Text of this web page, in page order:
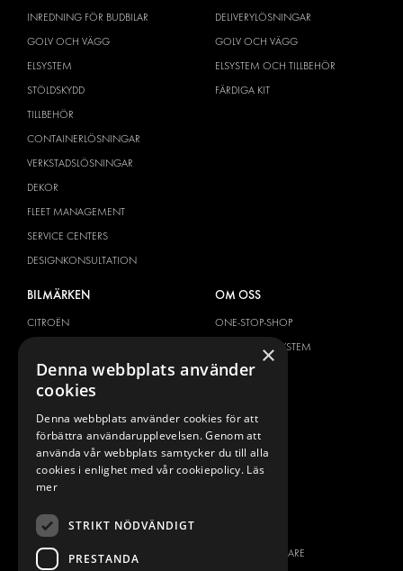
INREDNING FÖR BUDBILAR
GOLV OCH VÄGG
ELSYSTEM
STÖLDSKYDD
TILLBEHÖR
CONTAINERLÖSNINGAR
VERKSTADSLÖSNINGAR
DEKOR
FLEET MANAGEMENT
SERVICE CENTERS
DESIGNKONSULTATION
DELIVERYLÖSNINGAR
GOLV OCH VÄGG
ELSYSTEM OCH TILLBEHÖR
FÄRDIGA KIT
BILMÄRKEN
CITROËN
FIAT
FORD
HYUNDAI
IVECO
MAN
MAXUS
MERCEDES
NISSAN
OPEL
OM OSS
ONE-STOP-SHOP
OM MODUL-SYSTEM
BROSCHYRER
NYHETER
KONTAKT
KONTAKTA OSS
BLI ÅTERFÖRSÄLJARE
×
Denna webbplats använder
cookies
Denna webbplats använder cookies för att
förbättra användarupplevelsen. Genom att
använda vår webbplats samtycker du till alla
cookies i enlighet med vår cookiepolicy. Läs
mer
STRIKT NÖDVÄNDIGT
PRESTANDA